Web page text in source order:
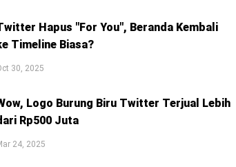
Hapus "For You", Beranda Kembali
Timeline Biasa?
30, 2025
Logo Burung Biru Twitter Terjual Lebih
Rp500 Juta
24, 2025